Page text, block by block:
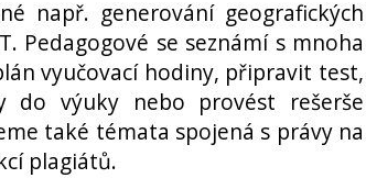
např. generování geografických
Pedagogové se seznámí s mnoha
vyučovací hodiny, připravit test,
do výuky nebo provést rešerše
také témata spojená s právy na
plagiátů.